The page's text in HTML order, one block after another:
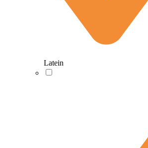
Latein